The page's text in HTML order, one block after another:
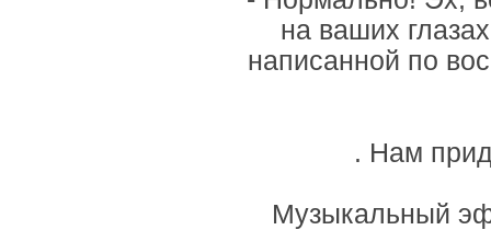
на ваших
написанной по
. Нам
Музыкальный